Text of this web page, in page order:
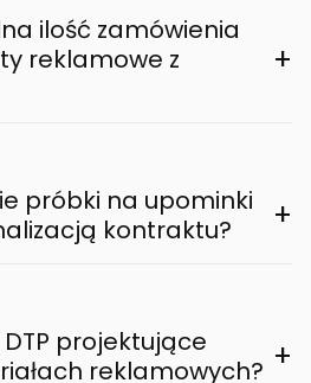
ilość zamówienia
reklamowe z
+
próbki na upominki
kontraktu?
+
projektujące
reklamowych? +